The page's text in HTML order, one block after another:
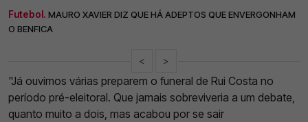
Futebol. MAURO XAVIER DIZ QUE HÁ ADEPTOS QUE ENVERGONHAM
O BENFICA
< >
"Já ouvimos várias preparem o funeral de Rui Costa no
período pré-eleitoral. Que jamais sobreviveria a um debate,
quanto muito a dois, mas acabou por se sair